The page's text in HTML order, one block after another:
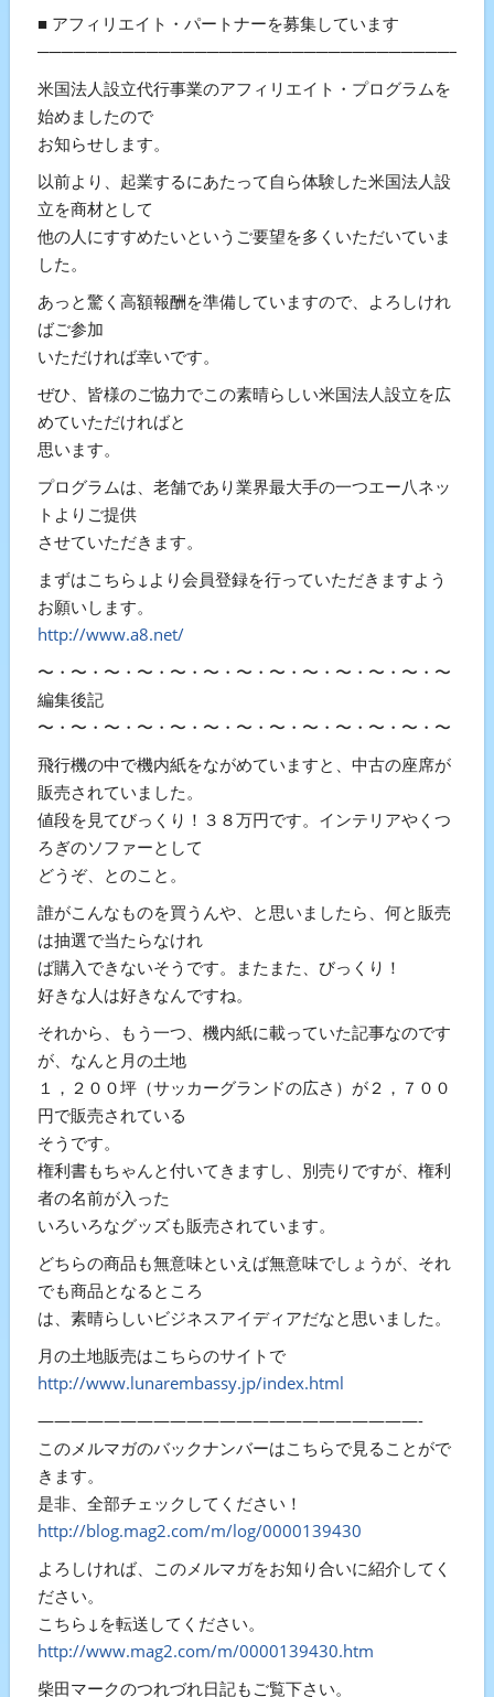
■ アフィリエイト・パートナーを募集しています
───────────────────────────────────
米国法人設立代行事業のアフィリエイト・プログラムを
始めましたので
お知らせします。
以前より、起業するにあたって自ら体験した米国法人設
立を商材として
他の人にすすめたいというご要望を多くいただいていま
した。
あっと驚く高額報酬を準備していますので、よろしけれ
ばご参加
いただければ幸いです。
ぜひ、皆様のご協力でこの素晴らしい米国法人設立を広
めていただければと
思います。
プログラムは、老舗であり業界最大手の一つエー八ネッ
トよりご提供
させていただきます。
まずはこちら↓より会員登録を行っていただきますよう
お願いします。
http://www.a8.net/
〜・〜・〜・〜・〜・〜・〜・〜・〜・〜・〜・〜・〜・〜
編集後記
〜・〜・〜・〜・〜・〜・〜・〜・〜・〜・〜・〜・〜・〜
飛行機の中で機内紙をながめていますと、中古の座席が
販売されていました。
値段を見てびっくり！３８万円です。インテリアやくつ
ろぎのソファーとして
どうぞ、とのこと。
誰がこんなものを買うんや、と思いましたら、何と販売
は抽選で当たらなけれ
ば購入できないそうです。またまた、びっくり！
好きな人は好きなんですね。
それから、もう一つ、機内紙に載っていた記事なのです
が、なんと月の土地
１，２００坪（サッカーグランドの広さ）が２，７００
円で販売されている
そうです。
権利書もちゃんと付いてきますし、別売りですが、権利
者の名前が入った
いろいろなグッズも販売されています。
どちらの商品も無意味といえば無意味でしょうが、それ
でも商品となるところ
は、素晴らしいビジネスアイディアだなと思いました。
月の土地販売はこちらのサイトで
http://www.lunarembassy.jp/index.html
———————————————————————-
このメルマガのバックナンバーはこちらで見ることがで
きます。
是非、全部チェックしてください！
http://blog.mag2.com/m/log/0000139430
よろしければ、このメルマガをお知り合いに紹介してく
ださい。
こちら↓を転送してください。
http://www.mag2.com/m/0000139430.htm
柴田マークのつれづれ日記もご覧下さい。